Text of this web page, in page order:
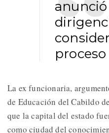
La ex funcionaria,
de Educación del Cabildo
que la capital del estado
como ciudad del